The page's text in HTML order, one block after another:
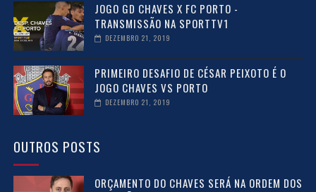
JOGO GD CHAVES X FC PORTO -
TRANSMISSÃO NA SPORTTV1
DEZEMBRO 21, 2019
PRIMEIRO DESAFIO DE CÉSAR PEIXOTO É O
JOGO CHAVES VS PORTO
DEZEMBRO 21, 2019
OUTROS POSTS
ORÇAMENTO DO CHAVES SERÁ NA ORDEM DOS